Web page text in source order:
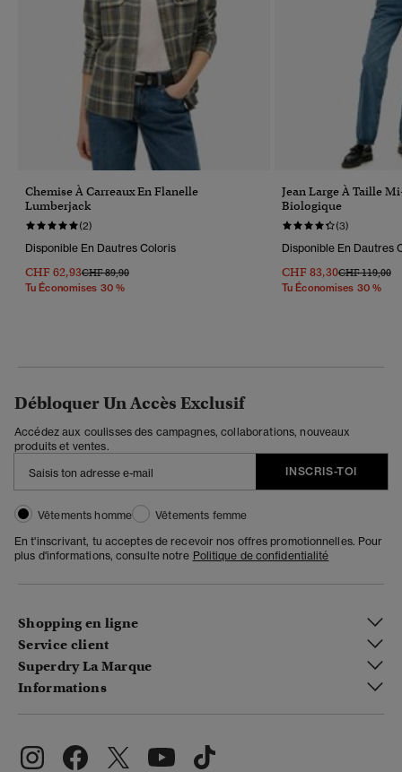
Chemise À Carreaux En Flanelle
Lumberjack
(2)
Disponible En Dautres Coloris
CHF 62,93Prix Réduit De
CHF 89,90À
Tu Économises 30 %
Jean Large À Taille
Biologique
(3)
Disponible En Dautres
CHF 83,30Prix Réduit De
CHF 119,00À
Tu Économises 30 %
Débloquer Un Accès Exclusif
Accédez aux coulisses des campagnes, collaborations, nouveaux
produits et ventes.
INSCRIS-TOI
Vêtements homme
Vêtements femme
En t'inscrivant, tu acceptes de recevoir nos offres promotionnelles. Pour
plus d'informations, consulte notre Politique de confidentialité
Shopping en ligne
Service client
Superdry La Marque
Informations